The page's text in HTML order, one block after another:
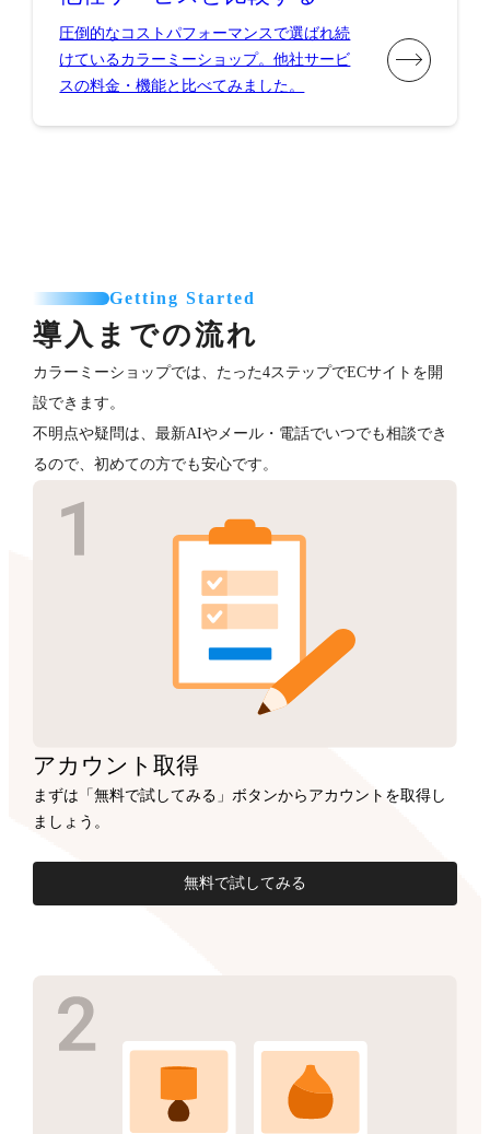
圧倒的なコストパフォーマンスで選ばれ続
けているカラーミーショップ。他社サービ
スの料金・機能と比べてみました。
Getting Started
導入までの流れ
カラーミーショップでは、たった4ステップでECサイトを開
設できます。
不明点や疑問は、最新AIやメール・電話でいつでも相談でき
るので、初めての方でも安心です。
アカウント取得
まずは「無料で試してみる」ボタンからアカウントを取得し
ましょう。
無料で試してみる